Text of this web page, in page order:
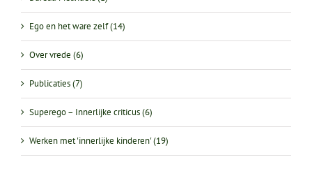
Ego en het ware zelf (14)
Over vrede (6)
Publicaties (7)
Superego – Innerlijke criticus (6)
Werken met 'innerlijke kinderen' (19)